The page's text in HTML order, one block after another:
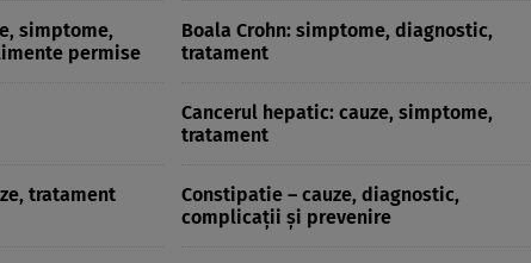
simptome,
permise
Boala Crohn: simptome, diagnostic,
tratament
Cancerul hepatic: cauze, simptome,
tratament
tratament
Constipatie – cauze, diagnostic,
complicații și prevenire